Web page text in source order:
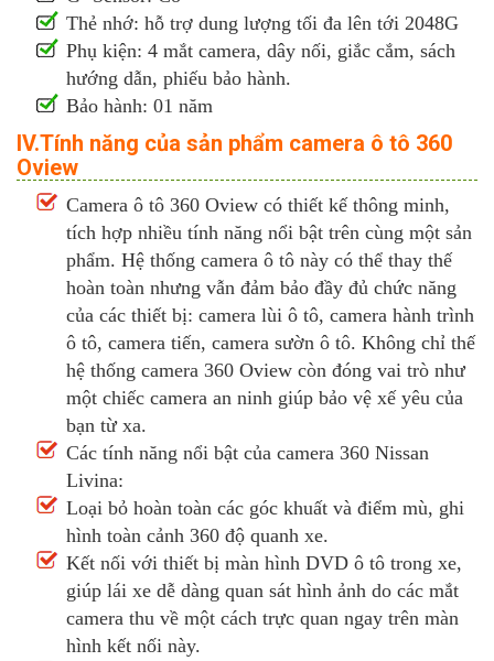
Thẻ nhớ: hỗ trợ dung lượng tối đa lên tới 2048G
Phụ kiện: 4 mắt camera, dây nối, giắc cắm, sách
hướng dẫn, phiếu bảo hành.
Bảo hành: 01 năm
IV.Tính năng của sản phẩm camera ô tô 360
Oview
Camera ô tô 360 Oview có thiết kế thông minh,
tích hợp nhiều tính năng nổi bật trên cùng một sản
phẩm. Hệ thống camera ô tô này có thể thay thế
hoàn toàn nhưng vẫn đảm bảo đầy đủ chức năng
của các thiết bị: camera lùi ô tô, camera hành trình
ô tô, camera tiến, camera sườn ô tô. Không chỉ thế
hệ thống camera 360 Oview còn đóng vai trò như
một chiếc camera an ninh giúp bảo vệ xế yêu của
bạn từ xa.
Các tính năng nổi bật của camera 360 Nissan
Livina:
Loại bỏ hoàn toàn các góc khuất và điểm mù, ghi
hình toàn cảnh 360 độ quanh xe.
Kết nối với thiết bị màn hình DVD ô tô trong xe,
giúp lái xe dễ dàng quan sát hình ảnh do các mắt
camera thu về một cách trực quan ngay trên màn
hình kết nối này.